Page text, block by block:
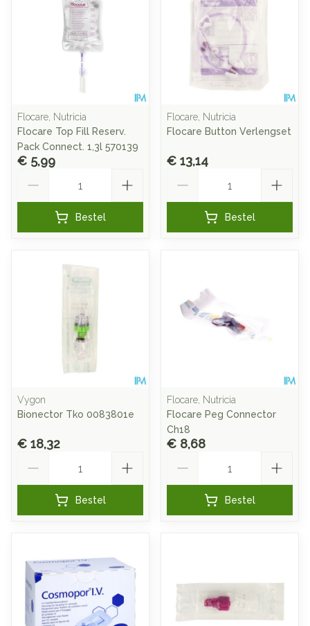
Flocare, Nutricia
Flocare Top Fill Reserv.
Pack Connect. 1,3l 570139
€ 5,99
Bestel
Flocare, Nutricia
Flocare Button Verlengset
€ 13,14
Bestel
Vygon
Bionector Tko 0083801e
€ 18,32
Bestel
Flocare, Nutricia
Flocare Peg Connector
Ch18
€ 8,68
Bestel